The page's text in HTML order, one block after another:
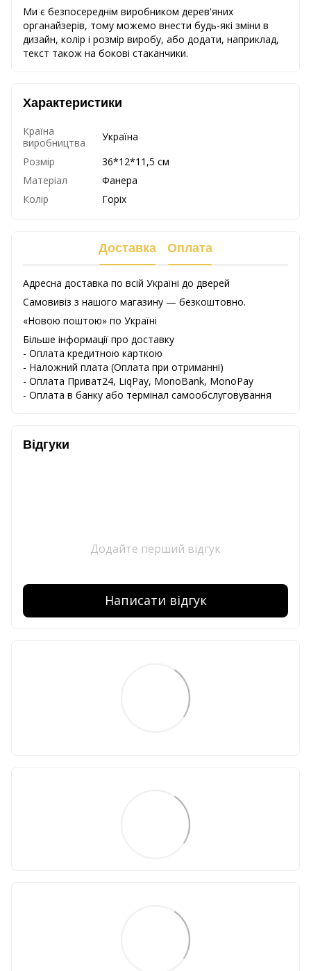
Ми є безпосереднім виробником дерев'яних
органайзерів, тому можемо внести будь-які зміни в
дизайн, колір і розмір виробу, або додати, наприклад,
текст також на бокові стаканчики.
Характеристики
Країна
виробництва
Україна
Розмір
36*12*11,5 см
Матеріал
Фанера
Колір
Горіх
Доставка Оплата
Адресна доставка по всій Україні до дверей
Самовивіз з нашого магазину — безкоштовно.
«Новою поштою» по Україні
Більше інформації про доставку
- Оплата кредитною карткою
- Наложний плата (Оплата при отриманні)
- Оплата Приват24, LiqPay, MonoBank, MonoPay
- Оплата в банку або термінал самообслуговування
Відгуки
Додайте перший відгук
Написати відгук